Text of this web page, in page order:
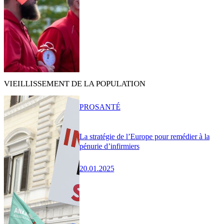
VIEILLISSEMENT DE LA POPULATION
La stratégie de l’Europe pour remédier à la
pénurie d’infirmiers
20.01.2025
PROSANTÉ